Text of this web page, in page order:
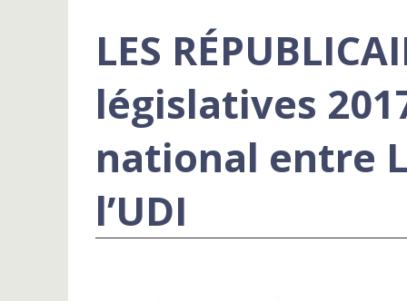
LES
législatives
national entre
l’UDI